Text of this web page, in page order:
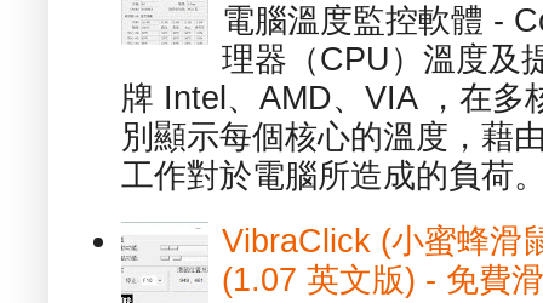
電腦溫度監控軟體 -
理器（CPU）溫度及
牌 Intel、AMD、VIA ，在多
別顯示每個核心的溫度，藉
工作對於電腦所造成的負荷
VibraClick (小蜜蜂滑
(1.07 英文版) - 免費